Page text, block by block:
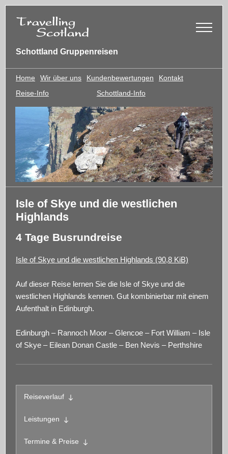
Schottland Gruppenreisen
Home Wir über uns Kundenbewertungen
Kontakt
Reise-Info
Schottland-Info
Isle of Skye und die westlichen
Highlands
4 Tage Busrundreise
Isle of Skye und die westlichen Highlands (90,8 KiB)
Auf dieser Reise lernen Sie die Isle of Skye und die
westlichen Highlands kennen. Gut kombinierbar mit einem
Aufenthalt in Edinburgh.
Edinburgh – Rannoch Moor – Glencoe – Fort William – Isle
of Skye – Eilean Donan Castle – Ben Nevis – Perthshire
Reiseverlauf
Leistungen
Termine & Preise